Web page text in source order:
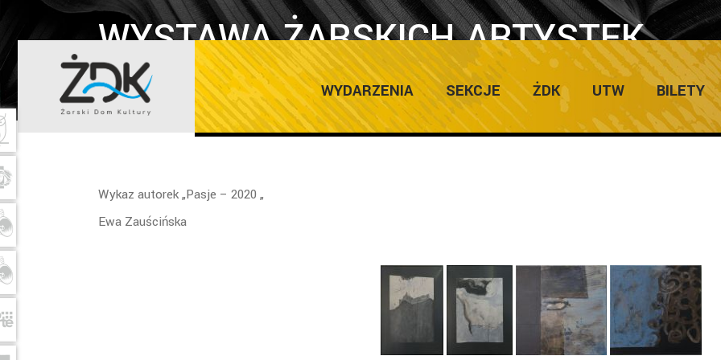
WYDARZENIA SEKCJE ŻDK UTW BILETY
WYSTAWA ŻARSKICH ARTYSTEK
„PASJE – 2020”
Home
Wykaz autorek „Pasje – 2020 „
Ewa Zauścińska